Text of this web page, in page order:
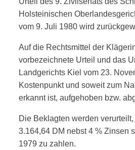
Holsteinischen
vom 9. Juli 1980 wird
Auf die Rechtsmittel der
vorbezeichnete Urteil und das
Landgerichts Kiel vom 23.
Kostenpunkt und soweit zum
erkannt ist, aufgehoben bzw.
Die Beklagten werden
3.164,64 DM nebst 4 % Zinsen
1979 zu zahlen.